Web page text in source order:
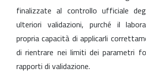
finalizzate al controllo ufficiale
ulteriori validazioni, purché il
propria capacità di applicarli
di rientrare nei limiti dei parametri
rapporti di validazione.